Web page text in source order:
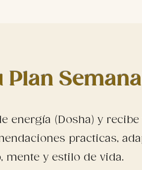
Plan
energía (Dosha) y recibe
practicas,
mente y estilo de vida.